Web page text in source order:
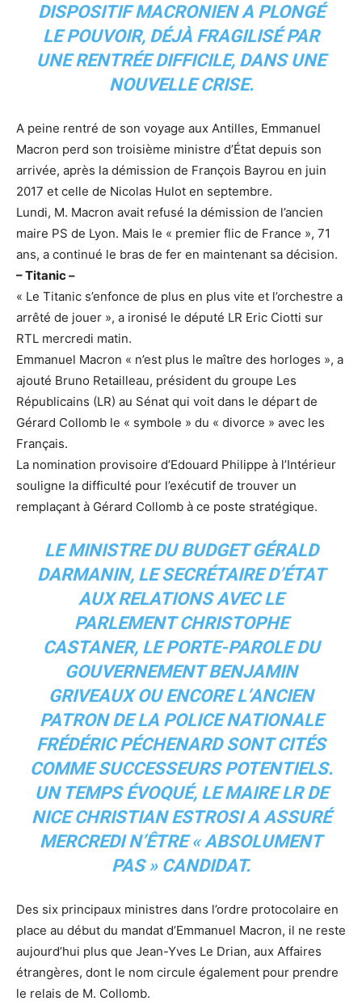
DISPOSITIF MACRONIEN A PLONGÉ
LE POUVOIR, DÉJÀ FRAGILISÉ PAR
UNE RENTRÉE DIFFICILE, DANS UNE
NOUVELLE CRISE.
A peine rentré de son voyage aux Antilles, Emmanuel
Macron perd son troisième ministre d’État depuis son
arrivée, après la démission de François Bayrou en juin
2017 et celle de Nicolas Hulot en septembre.
Lundi, M. Macron avait refusé la démission de l’ancien
maire PS de Lyon. Mais le « premier flic de France », 71
ans, a continué le bras de fer en maintenant sa décision.
– Titanic –
« Le Titanic s’enfonce de plus en plus vite et l’orchestre a
arrêté de jouer », a ironisé le député LR Eric Ciotti sur
RTL mercredi matin.
Emmanuel Macron « n’est plus le maître des horloges », a
ajouté Bruno Retailleau, président du groupe Les
Républicains (LR) au Sénat qui voit dans le départ de
Gérard Collomb le « symbole » du « divorce » avec les
Français.
La nomination provisoire d’Edouard Philippe à l’Intérieur
souligne la difficulté pour l’exécutif de trouver un
remplaçant à Gérard Collomb à ce poste stratégique.
LE MINISTRE DU BUDGET GÉRALD
DARMANIN, LE SECRÉTAIRE D’ÉTAT
AUX RELATIONS AVEC LE
PARLEMENT CHRISTOPHE
CASTANER, LE PORTE-PAROLE DU
GOUVERNEMENT BENJAMIN
GRIVEAUX OU ENCORE L’ANCIEN
PATRON DE LA POLICE NATIONALE
FRÉDÉRIC PÉCHENARD SONT CITÉS
COMME SUCCESSEURS POTENTIELS.
UN TEMPS ÉVOQUÉ, LE MAIRE LR DE
NICE CHRISTIAN ESTROSI A ASSURÉ
MERCREDI N’ÊTRE « ABSOLUMENT
PAS » CANDIDAT.
Des six principaux ministres dans l’ordre protocolaire en
place au début du mandat d’Emmanuel Macron, il ne reste
aujourd’hui plus que Jean-Yves Le Drian, aux Affaires
étrangères, dont le nom circule également pour prendre
le relais de M. Collomb.